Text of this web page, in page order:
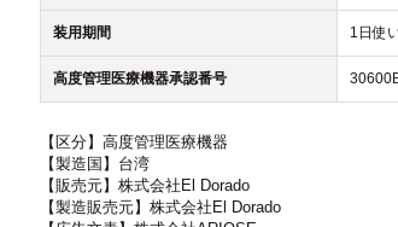
装用期間 1日使
高度管理医療機器承認番号
【区分】高度管理医療機器
【製造国】台湾
【販売元】株式会社El Dorado
【製造販売元】株式会社El Dorado